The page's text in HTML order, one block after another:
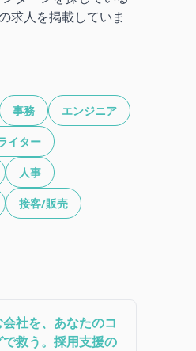
求人を掲載していま
事務 エンジニア
イター
人事
接客/販売
社を、あなたのコ
救う。採用支援の